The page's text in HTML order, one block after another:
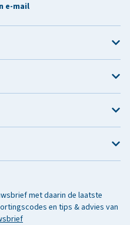
e-mail
met daarin de laatste
en tips & advies van